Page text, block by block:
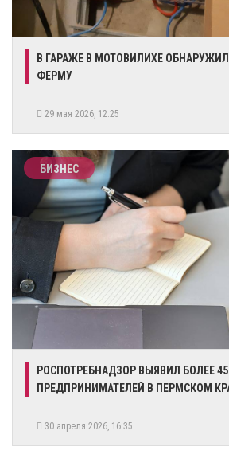
​В ГАРАЖЕ В МОТОВИЛИХЕ
ФЕРМУ
29 мая 2026, 12:25
БИЗНЕС
РОСПОТРЕБНАДЗОР ВЫЯВИЛ БОЛЕЕ
ПРЕДПРИНИМАТЕЛЕЙ В ПЕРМСКОМ
30 апреля 2026, 16:35